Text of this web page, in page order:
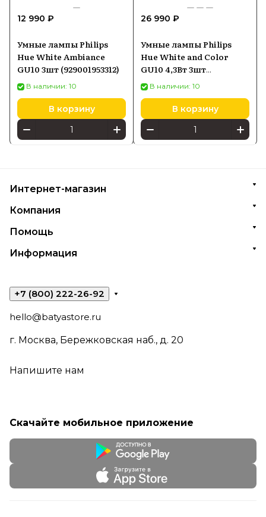
12 990 ₽
Умные лампы Philips
Hue White Ambiance
GU10 3шт (929001953312)
В наличии: 10
В корзину
26 990 ₽
Умные лампы Philips
Hue White and Color
GU10 4,3Вт 3шт
(929001953115)
В наличии: 10
В корзину
Интернет-магазин
Компания
Помощь
Информация
+7 (800) 222-26-92
hello@batyastore.ru
г. Москва, Бережковская наб., д. 20
Напишите нам
Скачайте мобильное приложение